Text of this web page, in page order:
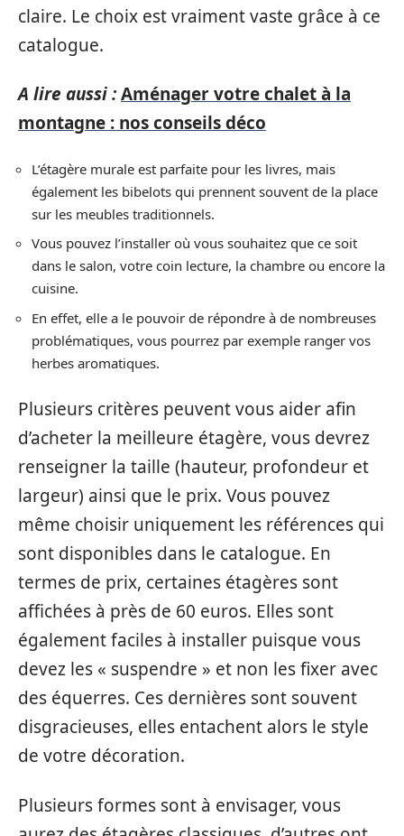
claire. Le choix est vraiment vaste grâce à ce
catalogue.
A lire aussi :Aménager votre chalet à la
montagne : nos conseils déco
L’étagère murale est parfaite pour les livres, mais
également les bibelots qui prennent souvent de la place
sur les meubles traditionnels.
Vous pouvez l’installer où vous souhaitez que ce soit
dans le salon, votre coin lecture, la chambre ou encore la
cuisine.
En effet, elle a le pouvoir de répondre à de nombreuses
problématiques, vous pourrez par exemple ranger vos
herbes aromatiques.
Plusieurs critères peuvent vous aider afin
d’acheter la meilleure étagère, vous devrez
renseigner la taille (hauteur, profondeur et
largeur) ainsi que le prix. Vous pouvez
même choisir uniquement les références qui
sont disponibles dans le catalogue. En
termes de prix, certaines étagères sont
affichées à près de 60 euros. Elles sont
également faciles à installer puisque vous
devez les « suspendre » et non les fixer avec
des équerres. Ces dernières sont souvent
disgracieuses, elles entachent alors le style
de votre décoration.
Plusieurs formes sont à envisager, vous